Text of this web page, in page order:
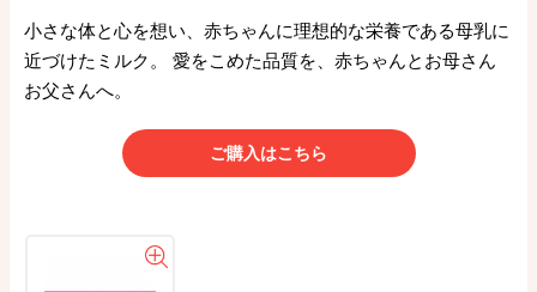
小さな体と心を想い、赤ちゃんに理想的な栄養である母乳に
近づけたミルク。 愛をこめた品質を、赤ちゃんとお母さん
お父さんへ。
ご購入はこちら